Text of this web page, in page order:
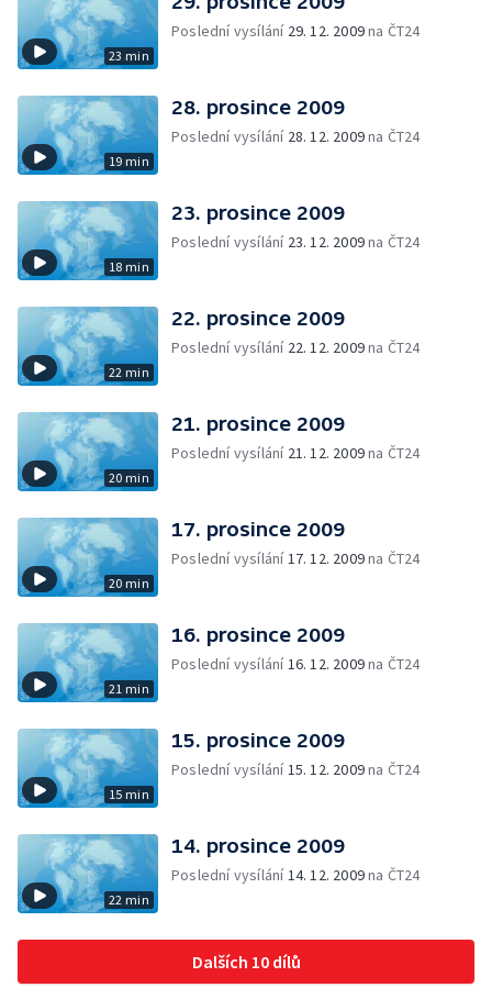
23 min
Poslední vysílání 29. 12. 2009na ČT24
19 min
28. prosince 2009
Poslední vysílání 28. 12. 2009na ČT24
18 min
23. prosince 2009
Poslední vysílání 23. 12. 2009na ČT24
22 min
22. prosince 2009
Poslední vysílání 22. 12. 2009na ČT24
20 min
21. prosince 2009
Poslední vysílání 21. 12. 2009na ČT24
20 min
17. prosince 2009
Poslední vysílání17. 12. 2009na ČT24
21 min
16. prosince 2009
Poslední vysílání16. 12. 2009na ČT24
15 min
15. prosince 2009
Poslední vysílání15. 12. 2009na ČT24
22 min
14. prosince 2009
Poslední vysílání14. 12. 2009na ČT24
Dalších 10 dílů